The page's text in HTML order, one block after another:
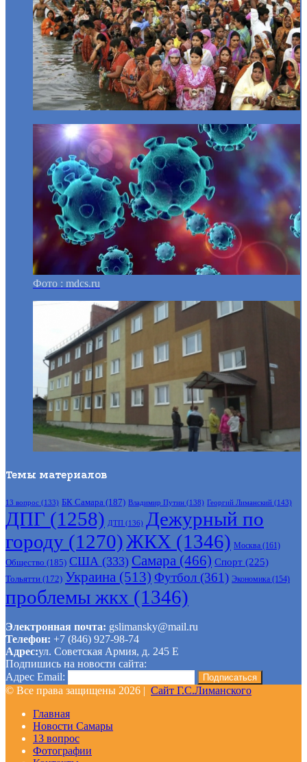
Фото : mdcs.ru
Темы материалов
13 вопрос (133) БК Самара (187) Владимир Путин (138) Георгий Лиманский (143)
ДПГ (1258) ДТП (136) Дежурный по
городу (1270)ЖКХ (1346) Москва (161)
Общество (185) США (333) Самара (466) Спорт (225)
Тольятти (172) Украина (513) Футбол (361) Экономика (154)
проблемы жкх (1346)
Электронная почта: gslimansky@mail.ru
Телефон: +7 (846) 927-98-74
Адрес:ул. Советская Армия, д. 245 Е
Подпишись на новости сайта:
Адрес Email:
© Все права защищены 2026 | Сайт Г.С.Лиманского
Главная
Новости Самары
13 вопрос
Фотографии